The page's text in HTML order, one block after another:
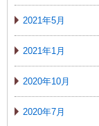
2021年5月
2021年1月
2020年10月
2020年7月